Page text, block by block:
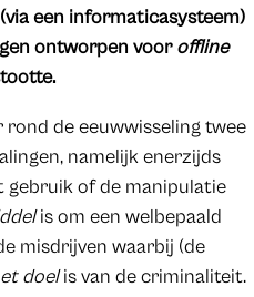
(via een informaticasysteem)
ontworpen vooroffline
de eeuwwisseling twee
namelijk enerzijds
gebruik of de manipulatie
is om een welbepaald
misdrijven waarbij (de
doelis van de criminaliteit.